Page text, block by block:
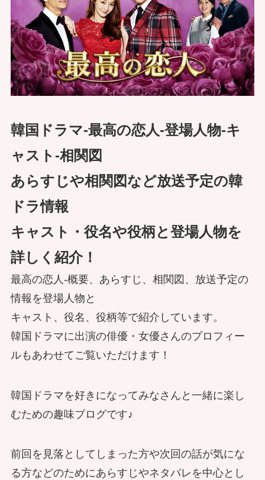
韓国ドラマ-最高の恋人-登場人物-キ
ャスト-相関図
あらすじや相関図など放送予定の韓
ドラ情報
キャスト・役名や役柄と登場人物を
詳しく紹介！
最高の恋人-概要、あらすじ、相関図、放送予定の
情報を登場人物と
キャスト、役名、役柄等で紹介しています。
韓国ドラマに出演の俳優・女優さんのプロフィー
ルもあわせてご覧いただけます！
韓国ドラマを好きになってみなさんと一緒に楽し
むための趣味ブログです♪
前回を見落としてしまった方や次回の話が気にな
る方などのためにあらすじやネタバレを中心とし